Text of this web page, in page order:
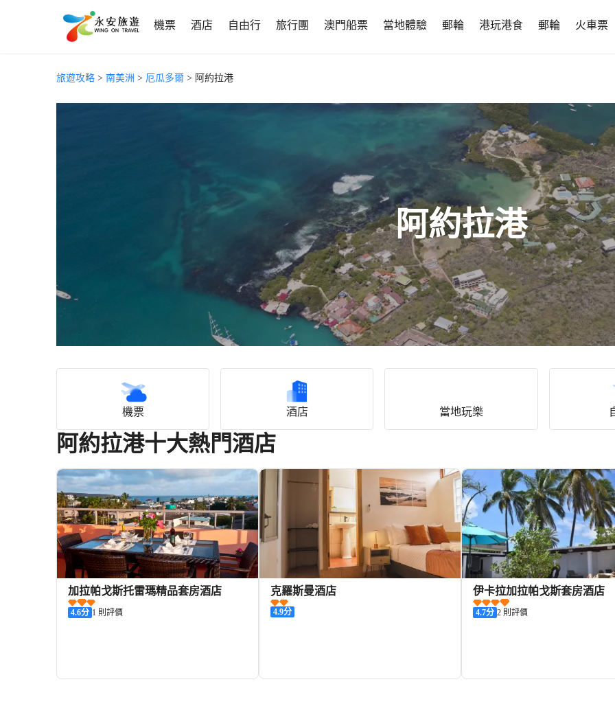
機票 酒店 自由行 旅行團 澳門船票 當地體驗 郵輪 港玩港食 郵輪 火車票
旅遊攻略 > 南美洲 > 厄瓜多爾 > 阿約拉港
阿約拉港
機票 酒店 當地玩樂
阿約拉港十大熱門酒店
加拉帕戈斯托雷瑪精品套房酒店
4.6分 1 則評價
克羅斯曼酒店
4.9分
伊卡拉加拉帕戈斯套房酒店
4.7分 2 則評價